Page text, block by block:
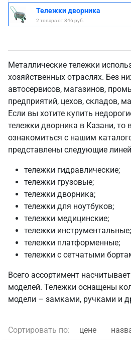
Тележки дворника
2 товара от 846 руб.
Металлические тележки
хозяйственных отраслях. Без
автосервисов, магазинов,
предприятий, цехов, складов,
Если вы хотите купить
тележки дворника в Казани, то
ознакомиться с нашим
представлены следующие
тележки гидравлические;
тележки грузовые;
тележки дворника;
тележки для ноутбуков;
тележки медицинские;
тележки инструментальные;
тележки платформенные;
тележки с сетчатыми
Всего ассортимент
моделей. Тележки оснащены
модели – замками, ручками и
Сортировать по: цене